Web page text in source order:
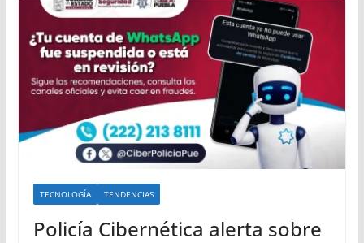
TECNOLOGÍA TENDENCIAS
Policía Cibernética alerta sobre